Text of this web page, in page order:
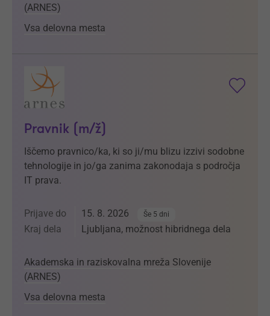
(ARNES)
Vsa delovna mesta
Pravnik (m/ž)
Iščemo pravnico/ka, ki so ji/mu blizu izzivi sodobne
tehnologije in jo/ga zanima zakonodaja s področja
IT prava.
Prijave do 15. 8. 2026 Še 5 dni
Kraj dela Ljubljana, možnost hibridnega dela
Akademska in raziskovalna mreža Slovenije
(ARNES)
Vsa delovna mesta